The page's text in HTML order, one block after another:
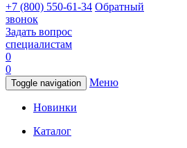
+7 (800) 550-61-34 Обратный
звонок
Задать вопрос
специалистам
0
0
Toggle navigation Меню
Новинки
Каталог